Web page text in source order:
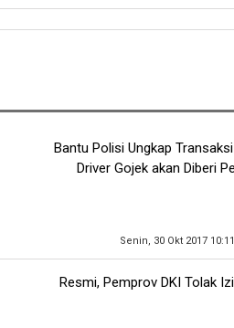
Bantu Polisi Ungkap
Driver Gojek akan Diberi
Senin, 30 Okt 2017
Resmi, Pemprov DKI Tolak